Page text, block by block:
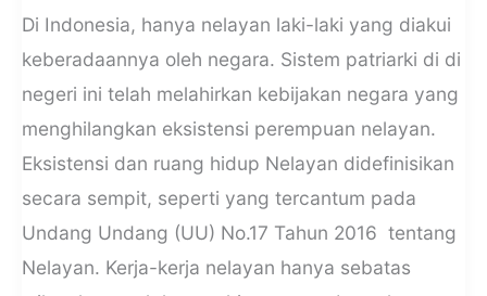
Di Indonesia, hanya nelayan laki-laki yang diakui
keberadaannya oleh negara. Sistem patriarki di di
negeri ini telah melahirkan kebijakan negara yang
menghilangkan eksistensi perempuan nelayan.
Eksistensi dan ruang hidup Nelayan didefinisikan
secara sempit, seperti yang tercantum pada
Undang Undang (UU) No.17 Tahun 2016 tentang
Nelayan. Kerja-kerja nelayan hanya sebatas